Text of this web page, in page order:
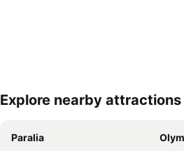
Nagy méretű térkép
Explore nearby attractions
Paralia